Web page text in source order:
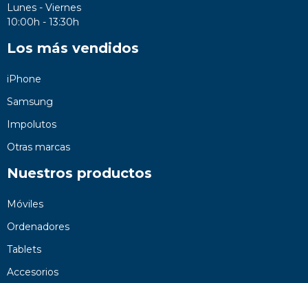
Lunes - Viernes
10:00h - 13:30h
Los más vendidos
iPhone
Samsung
Impolutos
Otras marcas
Nuestros productos
Móviles
Ordenadores
Tablets
Accesorios